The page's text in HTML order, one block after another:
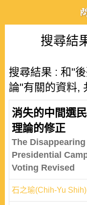
搜尋結
搜尋結果 : 和"
論"有關的資料,
消失的中間選
理論的修正
The
Presidential
Voting Revised
石之瑜(Chih-Yu Shih)